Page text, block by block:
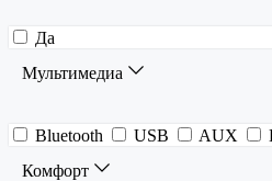
Да
Мультимедиа
Bluetooth USB AUX
Комфорт